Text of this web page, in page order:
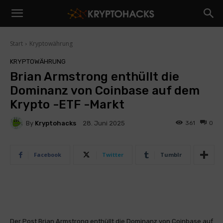
Start Kryptowährung
KRYPTOWÄHRUNG
Brian Armstrong enthüllt die
Dominanz von Coinbase auf dem
Krypto -ETF -Markt
By Kryptohacks 28. Juni 2025 0
361
Facebook Twitter Tumblr
Der Post Brian Armstrong enthüllt die Dominanz von Coinbase auf